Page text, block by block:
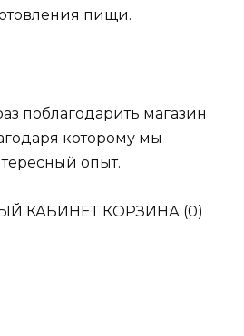
пищи.
поблагодарить магазин
которому мы
опыт.
КАБИНЕТ КОРЗИНА (0)